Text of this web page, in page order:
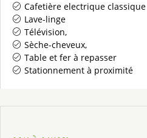
Cafetière electrique classique
Lave-linge
Télévision
Sèche-cheveux
Table et fer à repasser
Stationnement à proximité